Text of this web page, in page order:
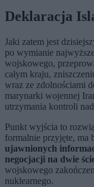
Deklaracja
Jaki zatem jest
po wymianie
wojskowego,
całym kraju,
wraz ze zdolnościami
marynarki wojennej
utrzymania kontroli
Punkt wyjścia to
formalnie przyjęte, ma
ujawnionych
negocjacji na dwie
wojskowego
nuklearnego.